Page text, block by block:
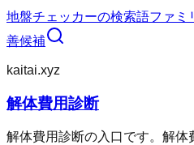
地盤チェッカーの検索語ファミ
善候補
kaitai.xyz
解体費用診断
解体費用診断の入口です。解体